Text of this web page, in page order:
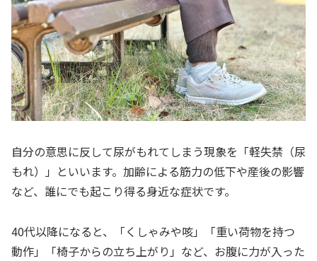
自分の意思に反して尿がもれてしまう現象を「軽失禁（尿
もれ）」といいます。加齢による筋力の低下や産後の影響
など、誰にでも起こり得る身近な症状です。
40代以降になると、「くしゃみや咳」「重い荷物を持つ
動作」「椅子からの立ち上がり」など、お腹に力が入った